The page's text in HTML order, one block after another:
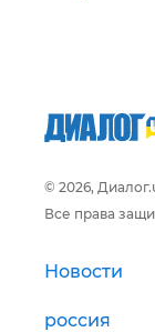
© 2026,
Все права
Новости
россия